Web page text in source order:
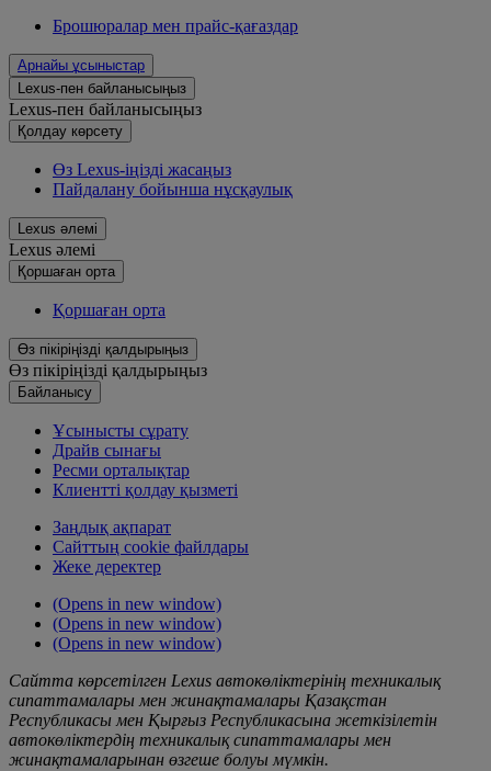
Брошюралар мен прайс-қағаздар
Арнайы ұсыныстар
Lexus-пен байланысыңыз
Lexus-пен байланысыңыз
Қолдау көрсету
Өз Lexus-іңізді жасаңыз
Пайдалану бойынша нұсқаулық
Lexus әлемі
Lexus әлемі
Қoршаған орта
Қoршаған орта
Өз пікіріңізді қалдырыңыз
Өз пікіріңізді қалдырыңыз
Байланысу
Ұсынысты сұрату
Драйв сынағы
Ресми орталықтар
Клиентті қолдау қызметі
Заңдық ақпарат
Сайттың cookie файлдары
Жеке деректер
(Opens in new window)
(Opens in new window)
(Opens in new window)
Сайтта көрсетілген Lexus автокөліктерінің техникалық
сипаттамалары мен жинақтамалары Қазақстан
Республикасы мен Қырғыз Республикасына жеткізілетін
автокөліктердің техникалық сипаттамалары мен
жинақтамаларынан өзгеше болуы мүмкін.